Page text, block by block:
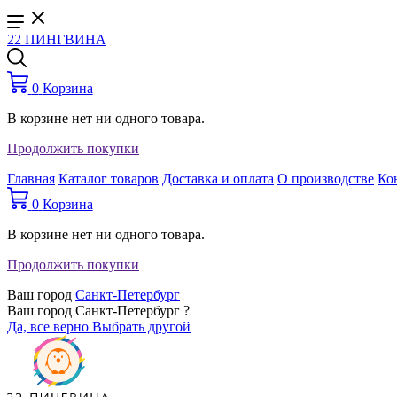
22 ПИНГВИНА
0 Корзина
В корзине нет ни одного товара.
Продолжить покупки
Главная Каталог товаров Доставка и оплата О производстве
0 Корзина
В корзине нет ни одного товара.
Продолжить покупки
Ваш город Санкт-Петербург
Ваш город Санкт-Петербург ?
Да, все верно Выбрать другой